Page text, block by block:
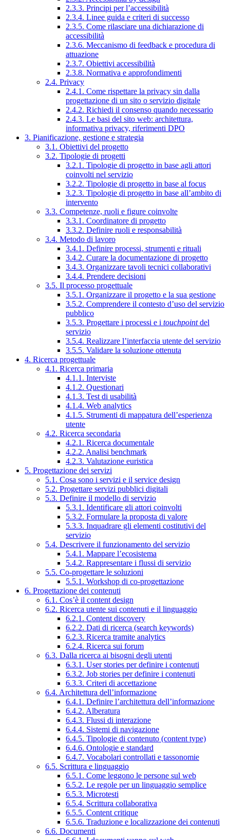
2.3.3. Principi per l’accessibilità
2.3.4. Linee guida e criteri di successo
2.3.5. Come rilasciare una dichiarazione di
accessibilità
2.3.6. Meccanismo di feedback e procedura di
attuazione
2.3.7. Obiettivi accessibilità
2.3.8. Normativa e approfondimenti
2.4. Privacy
2.4.1. Come rispettare la privacy sin dalla
progettazione di un sito o servizio digitale
2.4.2. Richiedi il consenso quando necessario
2.4.3. Le basi del sito web: architettura,
informativa privacy, riferimenti DPO
3. Pianificazione, gestione e strategia
3.1. Obiettivi del progetto
3.2. Tipologie di progetti
3.2.1. Tipologie di progetto in base agli attori
coinvolti nel servizio
3.2.2. Tipologie di progetto in base al focus
3.2.3. Tipologie di progetto in base all’ambito di
intervento
3.3. Competenze, ruoli e figure coinvolte
3.3.1. Coordinatore di progetto
3.3.2. Definire ruoli e responsabilità
3.4. Metodo di lavoro
3.4.1. Definire processi, strumenti e rituali
3.4.2. Curare la documentazione di progetto
3.4.3. Organizzare tavoli tecnici collaborativi
3.4.4. Prendere decisioni
3.5. Il processo progettuale
3.5.1. Organizzare il progetto e la sua gestione
3.5.2. Comprendere il contesto d’uso del servizio
pubblico
3.5.3. Progettare i processi e i touchpointdel
servizio
3.5.4. Realizzare l’interfaccia utente del servizio
3.5.5. Validare la soluzione ottenuta
4. Ricerca progettuale
4.1. Ricerca primaria
4.1.1. Interviste
4.1.2. Questionari
4.1.3. Test di usabilità
4.1.4. Web analytics
4.1.5. Strumenti di mappatura dell’esperienza
utente
4.2. Ricerca secondaria
4.2.1. Ricerca documentale
4.2.2. Analisi benchmark
4.2.3. Valutazione euristica
5. Progettazione dei servizi
5.1. Cosa sono i servizi e il service design
5.2. Progettare servizi pubblici digitali
5.3. Definire il modello di servizio
5.3.1. Identificare gli attori coinvolti
5.3.2. Formulare la proposta di valore
5.3.3. Inquadrare gli elementi costitutivi del
servizio
5.4. Descrivere il funzionamento del servizio
5.4.1. Mappare l’ecosistema
5.4.2. Rappresentare i flussi di servizio
5.5. Co-progettare le soluzioni
5.5.1. Workshop di co-progettazione
6. Progettazione dei contenuti
6.1. Cos’è il content design
6.2. Ricerca utente sui contenuti e il linguaggio
6.2.1. Content discovery
6.2.2. Dati di ricerca (search keywords)
6.2.3. Ricerca tramite analytics
6.2.4. Ricerca sui forum
6.3. Dalla ricerca ai bisogni degli utenti
6.3.1. User stories per definire i contenuti
6.3.2. Job stories per definire i contenuti
6.3.3. Criteri di accettazione
6.4. Architettura dell’informazione
6.4.1. Definire l’architettura dell’informazione
6.4.2. Alberatura
6.4.3. Flussi di interazione
6.4.4. Sistemi di navigazione
6.4.5. Tipologie di contenuto (content type)
6.4.6. Ontologie e standard
6.4.7. Vocabolari controllati e tassonomie
6.5. Scrittura e linguaggio
6.5.1. Come leggono le persone sul web
6.5.2. Le regole per un linguaggio semplice
6.5.3. Microtesti
6.5.4. Scrittura collaborativa
6.5.5. Content critique
6.5.6. Traduzione e localizzazione dei contenuti
6.6. Documenti